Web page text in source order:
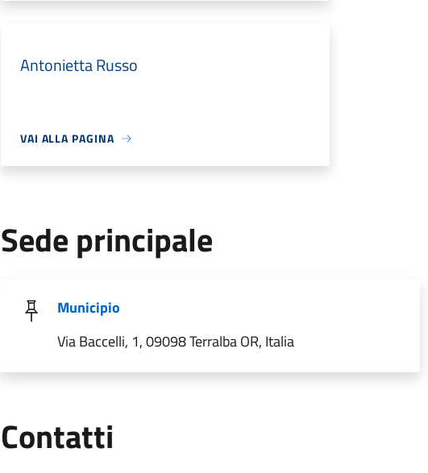
Antonietta Russo
VAI ALLA PAGINA
Sede principale
Municipio
Via Baccelli, 1, 09098 Terralba OR, Italia
Contatti